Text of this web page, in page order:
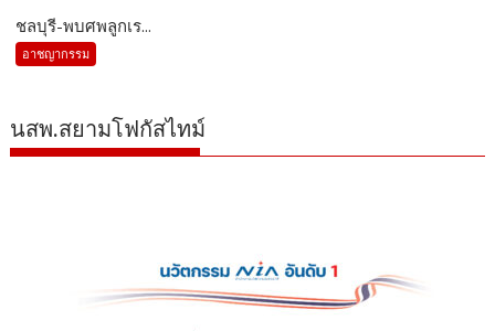
ชลบุรี-พบศพลูกเร...
อาชญากรรม
นสพ.สยามโฟกัสไทม์